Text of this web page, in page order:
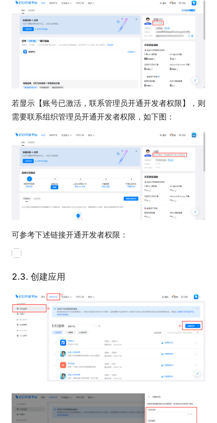
若显示【账号已激活，联系管理员开通开发者权限】，则
需要联系组织管理员开通开发者权限，如下图：
可参考下述链接开通开发者权限：
2.3. 创建应用